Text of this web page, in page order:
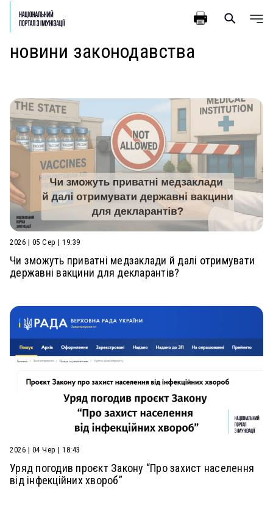
новини законодавства
2026 | 05 Сер | 19:39
Чи зможуть приватні медзаклади й далі отримувати
державні вакцини для декларантів?
2026 | 04 Чер | 18:43
Уряд погодив проєкт Закону “Про захист населення
від інфекційних хвороб”